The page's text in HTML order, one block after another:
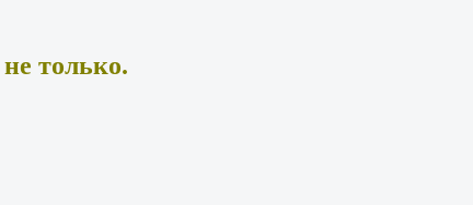
только.